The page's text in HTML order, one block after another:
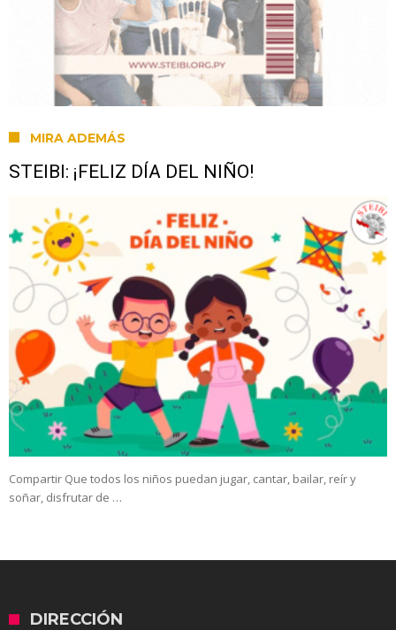
MIRA ADEMÁS
STEIBI: ¡FELIZ DÍA DEL NIÑO!
Compartir Que todos los niños puedan jugar, cantar, bailar, reír y
soñar, disfrutar de …
DIRECCIÓN